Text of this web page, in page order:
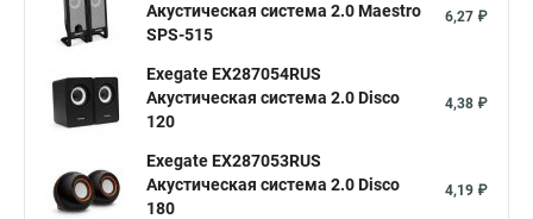
Акустическая система 2.0 Maestro
SPS-515
6,27 ₽
Exegate EX287054RUS
Акустическая система 2.0 Disco
120
4,38 ₽
Exegate EX287053RUS
Акустическая система 2.0 Disco
180
4,19 ₽